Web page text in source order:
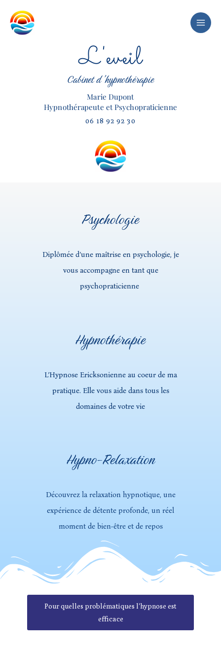
L'eveil
Cabinet d'hypnothérapie
Marie Dupont
Hypnothérapeute et Psychopraticienne
06 18 92 92 30
Psychologie
Diplômée d’une maîtrise en psychologie, je
vous accompagne en tant que
psychopraticienne
Hypnothérapie
L’Hypnose Ericksonienne au coeur de ma
pratique. Elle vous aide dans tous les
domaines de votre vie
Hypno-Relaxation
Découvrez la relaxation hypnotique, une
expérience de détente profonde, un réel
moment de bien-être et de repos
Pour quelles problématiques l'hypnose est
efficace